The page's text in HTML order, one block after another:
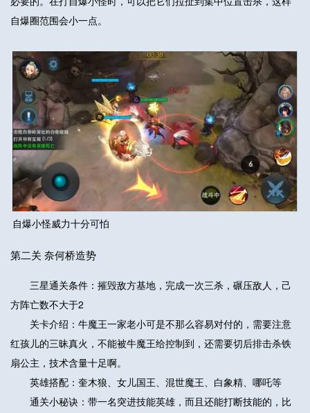
自爆圈范围会小一点。
自爆小怪威力十分可怕
第二关 奈何桥造势
三星通关条件：摧毁敌方基地，完成一次三杀，碾压敌人，己
方阵亡数不大于2
关卡介绍：牛魔王一家老小可是不那么容易对付的，需要注意
红孩儿的三昧真火，不能被牛魔王给控制到，还需要切后排击杀铁
扇公主，技术含量十足啊。
英雄搭配：奎木狼、女儿国王、混世魔王、白象精、哪吒等
通关小秘诀：带一名突进技能英雄，而且还能打断技能的，比